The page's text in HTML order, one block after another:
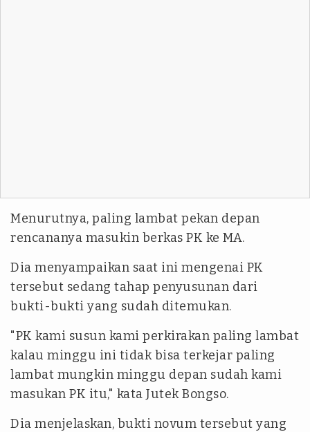
Menurutnya, paling lambat pekan depan
rencananya masukin berkas PK ke MA.
Dia menyampaikan saat ini mengenai PK
tersebut sedang tahap penyusunan dari
bukti-bukti yang sudah ditemukan.
"PK kami susun kami perkirakan paling lambat
kalau minggu ini tidak bisa terkejar paling
lambat mungkin minggu depan sudah kami
masukan PK itu," kata Jutek Bongso.
Dia menjelaskan, bukti novum tersebut yang